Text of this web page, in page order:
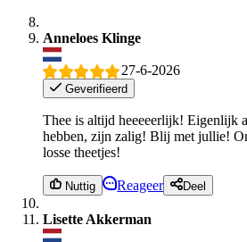
Anneloes Klinge
27-6-2026
Geverifieerd
Thee is altijd heeeeerlijk! Eigenlijk
hebben, zijn zalig! Blij met jullie!
losse theetjes!
Nuttig Reageer Deel
Lisette Akkerman